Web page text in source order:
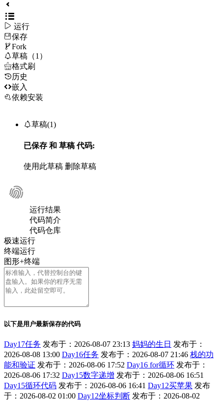
 运行
保存
Fork
草稿（1）
格式刷
历史
嵌入
依赖安装
草稿(1)
已保存 和 草稿代码:
使用此草稿 删除草稿
运行结果
代码简介
代码仓库
极速运行
终端运行
图形+终端
以下是用户最新保存的代码
Day17任务 发布于：2026-08-07 23:13 妈妈的生日 发布于：
2026-08-08 13:00 Day16任务 发布于：2026-08-07 21:46 栈的功
能和验证 发布于：2026-08-06 17:52 Day16 for循环 发布于：
2026-08-06 17:32 Day15数字递增 发布于：2026-08-06 16:51
Day15循环代码 发布于：2026-08-06 16:41 Day12买苹果 发布
于：2026-08-02 01:00 Day12坐标判断 发布于：2026-08-02